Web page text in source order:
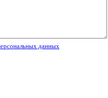
данных